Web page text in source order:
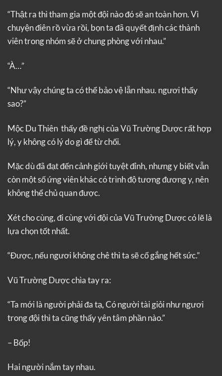
“Thật ra thì tham gia một đội nào đó sẽ an toàn hơn. Vì
chuyện điên rồ vừa rồi, bọn ta đã quyết định các thành
viên trong nhóm sẽ ở chung phòng với nhau.”
“À…”
“Như vậy chúng ta có thể bảo vệ lẫn nhau. ngươi thấy
sao?”
Mộc Du Thiên thấy đề nghị của Vũ Trường Dược rất hợp
lý, y không có lý do gì để từ chối.
Mặc dù đã đạt đến cảnh giới tuyệt đỉnh, nhưng y biết vẫn
còn một số ứng viên khác có trình độ tương đương y, nên
không thể chủ quan được.
Xét cho cùng, đi cùng với đội của Vũ Trường Dược có lẽ là
lựa chọn tốt nhất.
“Được, nếu ngươi không chê thì ta sẽ cố gắng hết sức.”
Vũ Trường Dược chìa tay ra:
“Ta mới là người phải đa tạ, Có người tài giỏi như ngươi
trong đội thì ta cũng thấy yên tâm phần nào.”
– Bốp!
Hai người nắm tay nhau.